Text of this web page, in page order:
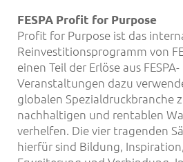
FESPA Profit for Purpose
Profit for Purpose ist das
Reinvestitionsprogramm von
einen Teil der Erlöse aus FESPA-
Veranstaltungen dazu
globalen Spezialdruckbranche
nachhaltigen und rentablen
verhelfen. Die vier tragenden
hierfür sind Bildung, Inspiration,